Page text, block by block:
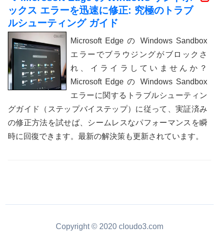
ックス エラーを迅速に修正: 究極のトラブ
ルシューティング ガイド
Microsoft Edge の Windows Sandbox
エラーでブラウジングがブロックさ
れ、イライラしていませんか？
Microsoft Edge の Windows Sandbox
エラーに関するトラブルシューティン
グガイド（ステップバイステップ）に従って、実証済み
の修正方法を試せば、シームレスなパフォーマンスを瞬
時に回復できます。最新の解決策も更新されています。
Copyright © 2020 cloudo3.com